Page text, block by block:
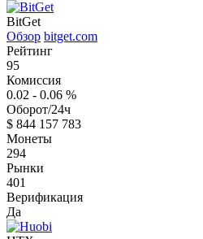
BitGet
Обзор bitget.com
Рейтинг
95
Комиссия
0.02 - 0.06 %
Оборот/24ч
$ 844 157 783
Монеты
294
Рынки
401
Верификация
Да